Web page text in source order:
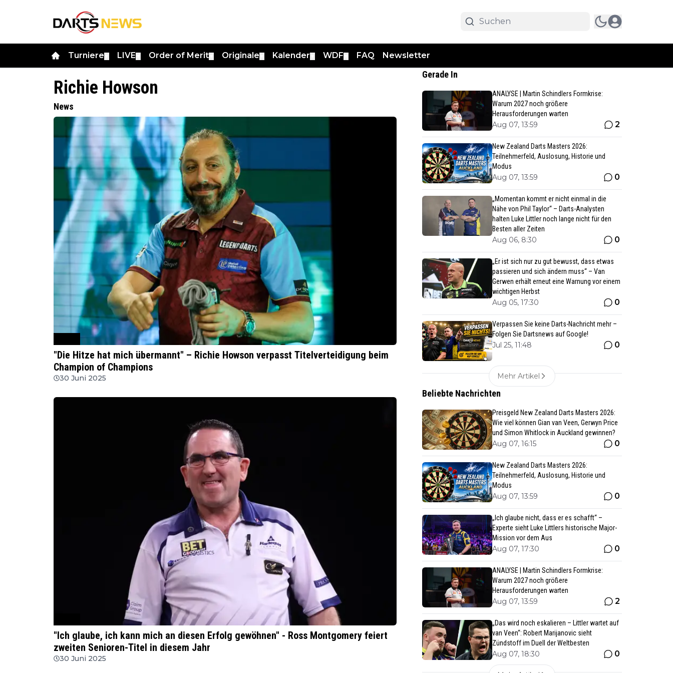
Turniere LIVE Order of Merit Originale Kalender WDF FAQ Newsletter
Richie Howson
News
"Die Hitze hat mich übermannt" – Richie Howson verpasst Titelverteidigung beim
Champion of Champions
30 Juni 2025
"Ich glaube, ich kann mich an diesen Erfolg gewöhnen" - Ross Montgomery feiert
zweiten Senioren-Titel in diesem Jahr
30 Juni 2025
Gerade In
ANALYSE | Martin Schindlers Formkrise:
Warum 2027 noch größere
Herausforderungen warten
Aug 07, 13:59 2
New Zealand Darts Masters 2026:
Teilnehmerfeld, Auslosung, Historie und
Modus
Aug 07, 13:59 0
„Momentan kommt er nicht einmal in die
Nähe von Phil Taylor“ – Darts-Analysten
halten Luke Littler noch lange nicht für den
Besten aller Zeiten
Aug 06, 8:30 0
„Er ist sich nur zu gut bewusst, dass etwas
passieren und sich ändern muss“ – Van
Gerwen erhält erneut eine Warnung vor einem
wichtigen Herbst
Aug 05, 17:30 0
Verpassen Sie keine Darts-Nachricht mehr –
Folgen Sie Dartsnews auf Google!
Jul 25, 11:48 0
Mehr Artikel
Beliebte Nachrichten
Preisgeld New Zealand Darts Masters 2026:
Wie viel können Gian van Veen, Gerwyn Price
und Simon Whitlock in Auckland gewinnen?
Aug 07, 16:15 0
New Zealand Darts Masters 2026:
Teilnehmerfeld, Auslosung, Historie und
Modus
Aug 07, 13:59 0
„Ich glaube nicht, dass er es schafft“ –
Experte sieht Luke Littlers historische Major-
Mission vor dem Aus
Aug 07, 17:30 0
ANALYSE | Martin Schindlers Formkrise:
Warum 2027 noch größere
Herausforderungen warten
Aug 07, 13:59 2
„Das wird noch eskalieren – Littler wartet auf
van Veen“: Robert Marijanovic sieht
Zündstoff im Duell der Weltbesten
Aug 07, 18:30 0